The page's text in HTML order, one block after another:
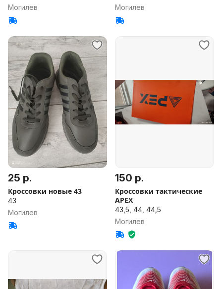
Могилев
Могилев
25 р.
Кроссовки новые 43
43
Могилев
150 р.
Кроссовки тактические
APEX
43,5, 44, 44,5
Могилев